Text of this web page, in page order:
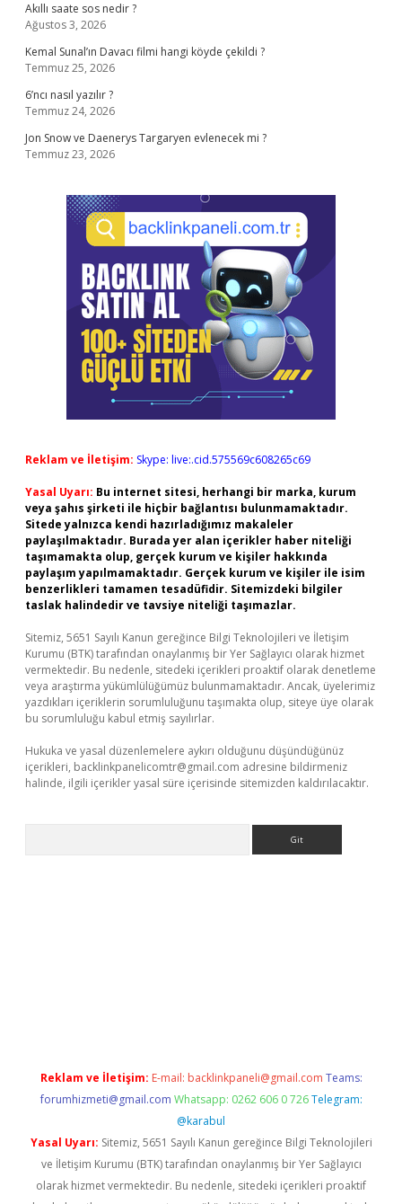
Akıllı saate sos nedir ?
Ağustos 3, 2026
Kemal Sunal’ın Davacı filmi hangi köyde çekildi ?
Temmuz 25, 2026
6’ncı nasıl yazılır ?
Temmuz 24, 2026
Jon Snow ve Daenerys Targaryen evlenecek mi ?
Temmuz 23, 2026
Reklam ve İletişim: Skype: live:.cid.575569c608265c69
Yasal Uyarı: Bu internet sitesi, herhangi bir marka, kurum
veya şahıs şirketi ile hiçbir bağlantısı bulunmamaktadır.
Sitede yalnızca kendi hazırladığımız makaleler
paylaşılmaktadır. Burada yer alan içerikler haber niteliği
taşımamakta olup, gerçek kurum ve kişiler hakkında
paylaşım yapılmamaktadır. Gerçek kurum ve kişiler ile isim
benzerlikleri tamamen tesadüfidir. Sitemizdeki bilgiler
taslak halindedir ve tavsiye niteliği taşımazlar.
Sitemiz, 5651 Sayılı Kanun gereğince Bilgi Teknolojileri ve İletişim
Kurumu (BTK) tarafından onaylanmış bir Yer Sağlayıcı olarak hizmet
vermektedir. Bu nedenle, sitedeki içerikleri proaktif olarak denetleme
veya araştırma yükümlülüğümüz bulunmamaktadır. Ancak, üyelerimiz
yazdıkları içeriklerin sorumluluğunu taşımakta olup, siteye üye olarak
bu sorumluluğu kabul etmiş sayılırlar.
Hukuka ve yasal düzenlemelere aykırı olduğunu düşündüğünüz
içerikleri, backlinkpanelicomtr@gmail.com adresine bildirmeniz
halinde, ilgili içerikler yasal süre içerisinde sitemizden kaldırılacaktır.
Reklam ve İletişim: E-mail: backlinkpaneli@gmail.com Teams:
forumhizmeti@gmail.com Whatsapp: 0262 606 0 726 Telegram:
@karabul
Yasal Uyarı: Sitemiz, 5651 Sayılı Kanun gereğince Bilgi Teknolojileri
ve İletişim Kurumu (BTK) tarafından onaylanmış bir Yer Sağlayıcı
olarak hizmet vermektedir. Bu nedenle, sitedeki içerikleri proaktif